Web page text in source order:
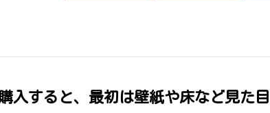
入すると、最初は壁紙や床など見た